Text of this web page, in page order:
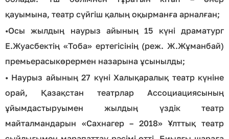
қауымына, театр сүйгіш қалың оқырманға арналған;
•Осы жылдың наурыз айының 15 күні драматург
Е.Жуасбектің «Тоба» ертегісінің (реж. Ж.Жұманбай)
премьерасыкөрермен назарына ұсынылды;
• Наурыз айының 27 күні Халықаралық театр күніне
орай, Қазақстан театрлар Ассоциациясының
ұйымдастыруымен жылдың үздік театр
майталмандарын «Сахнагер – 2018» Ұлттық театр